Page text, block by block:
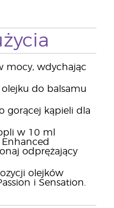
mocy, wdychając
do balsamu
gorącej kąpieli dla
w 10 ml
odprężający
olejków
i Sensation.